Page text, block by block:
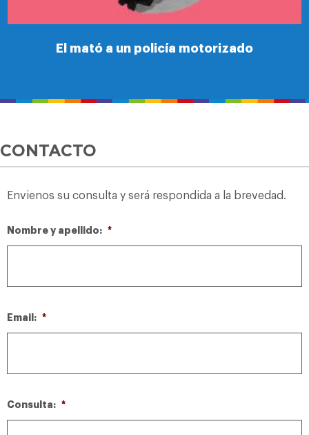
El mató a un policía motorizado
CONTACTO
Envienos su consulta y será respondida a la brevedad.
Nombre y apellido: *
Email: *
Consulta: *